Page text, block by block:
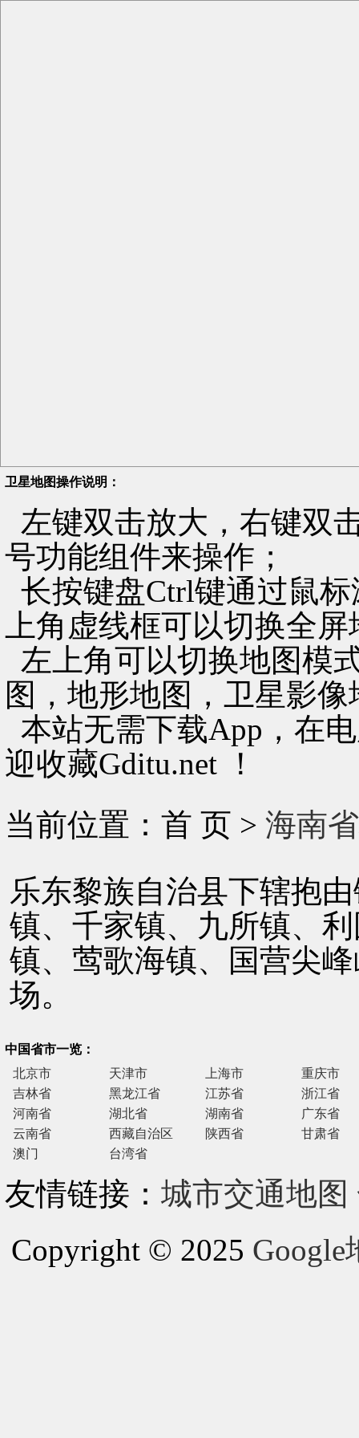
卫星地图操作说明：
左键双击放大，右键双
号功能组件来操作；
长按键盘Ctrl键通过鼠
上角虚线框可以切换全
左上角可以切换地图模
图，地形地图，卫星影像
本站无需下载App，在
迎收藏Gditu.net ！
当前位置：首 页 > 海南
乐东黎族自治县下辖抱
镇、千家镇、九所镇、
镇、莺歌海镇、国营尖
场。
中国省市一览：
北京市
天津市 上海市
重庆市
吉林省
黑龙江省 江苏省
浙江省
河南省
湖北省 湖南省
广东省
云南省
西藏自治区 陕西省
甘肃省
澳门
台湾省
友情链接： 城市交通地图
Copyright © 2025 Google